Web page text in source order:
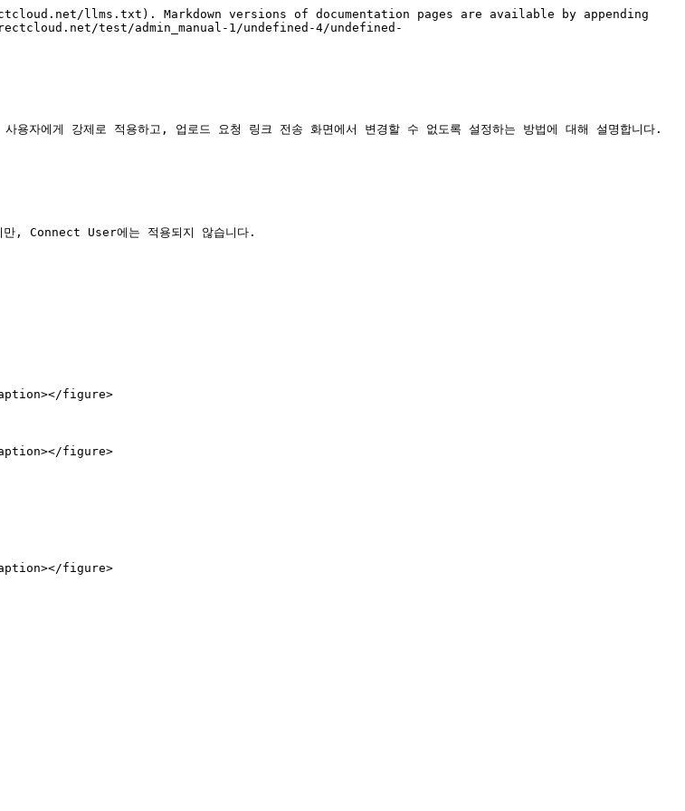
llms.txt). Markdown versions of documentation pages are available by appending
test/admin_manual-1/undefined-4/undefined-
용자에게 강제로 적용하고, 업로드 요청 링크 전송 화면에서 변경할 수 없도록 설정하는 방법에 대해 설명합니다.
만, Connect User에는 적용되지 않습니다.
figure>
figure>